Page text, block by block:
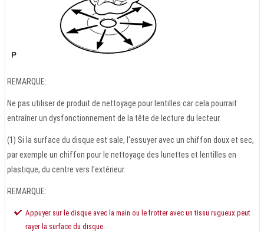
REMARQUE:
Ne pas utiliser de produit de nettoyage pour lentilles car cela pourrait
entraîner un dysfonctionnement de la tête de lecture du lecteur.
(1) Si la surface du disque est sale, l'essuyer avec un chiffon doux et sec,
par exemple un chiffon pour le nettoyage des lunettes et lentilles en
plastique, du centre vers l'extérieur.
REMARQUE:
Appuyer sur le disque avec la main ou le frotter avec un tissu rugueux peut
rayer la surface du disque.